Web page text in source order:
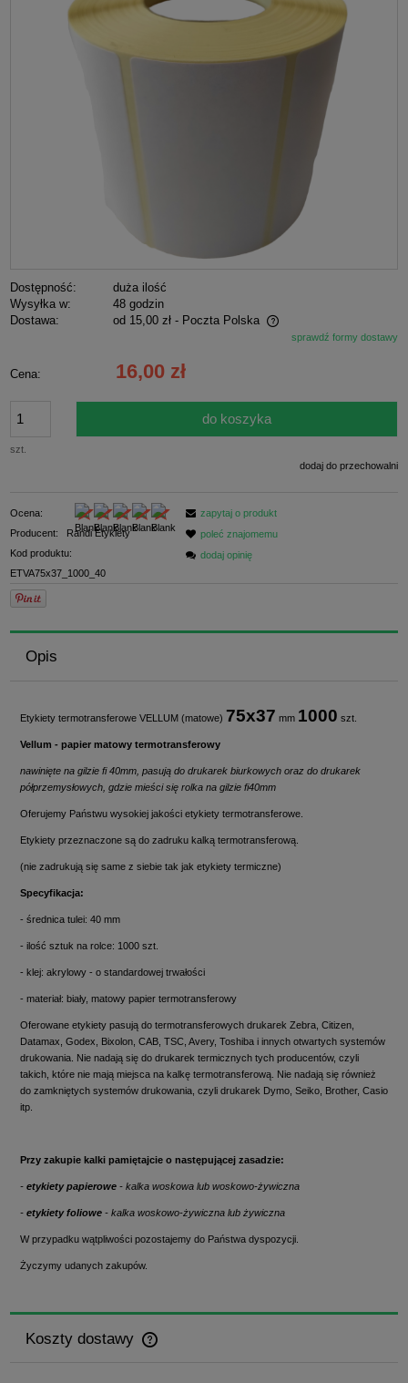
Dostępność:
duża ilość
Wysyłka w:
48 godzin
Dostawa:
od 15,00 zł - Poczta Polska
Cena nie zawiera ewentualnych kosztów płatnościsprawdź formy dostawy
Cena: 16,00 zł
szt.
do koszyka
dodaj do przechowalni
Ocena:
Producent:
Randi Etykiety
Kod produktu:
ETVA75x37_1000_40
zapytaj o produkt
poleć znajomemu
dodaj opinię
Opis
Etykiety termotransferowe VELLUM (matowe) 75x37 mm 1000 szt.
Vellum - papier matowy termotransferowy
nawinięte na gilzie fi 40mm, pasują do drukarek biurkowych oraz do drukarek
półprzemysłowych, gdzie mieści się rolka na gilzie fi40mm
Oferujemy Państwu wysokiej jakości etykiety termotransferowe.
Etykiety przeznaczone są do zadruku kalką termotransferową.
(nie zadrukują się same z siebie tak jak etykiety termiczne)
Specyfikacja:
- średnica tulei: 40 mm
- ilość sztuk na rolce: 1000 szt.
- klej: akrylowy - o standardowej trwałości
- materiał: biały, matowy papier termotransferowy
Oferowane etykiety pasują do termotransferowych drukarek Zebra, Citizen,
Datamax, Godex, Bixolon, CAB, TSC, Avery, Toshiba i innych otwartych systemów
drukowania. Nie nadają się do drukarek termicznych tych producentów, czyli
takich, które nie mają miejsca na kalkę termotransferową. Nie nadają się również
do zamkniętych systemów drukowania, czyli drukarek Dymo, Seiko, Brother, Casio
itp.
Przy zakupie kalki pamiętajcie o następującej zasadzie:
- etykiety papierowe - kalka woskowa lub woskowo-żywiczna
- etykiety foliowe - kalka woskowo-żywiczna lub żywiczna
W przypadku wątpliwości pozostajemy do Państwa dyspozycji.
Życzymy udanych zakupów.
Koszty dostawy
Cena nie zawiera ewentualnych kosztów płatności